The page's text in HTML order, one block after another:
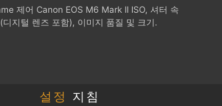
제어 Canon EOS M6 Mark II ISO, 셔터 속
디지털 렌즈 포함), 이미지 품질 및 크기.
설정 지침